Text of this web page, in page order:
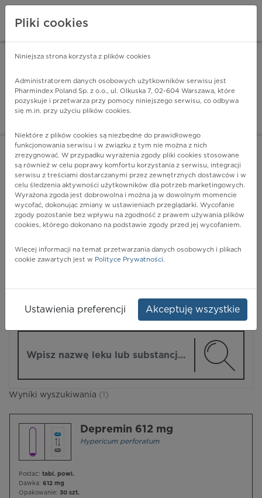
Pharmindex - lider
ZALOGUJ SIĘ
POKAŻ FILTRY
Pharmindex
Wyniki wyszukiwania (1)
Depremin 612 mg
Hypericum perforatum
Postać: tabl. powl.
Dawka: 612 mg
Opakowanie: 30 szt.
Pliki cookies
Niniejsza strona korzysta z plików cookies
Administratorem danych osobowych użytkowników serwisu jest
Pharmindex Poland Sp. z o.o., ul. Olkuska 7, 02-604 Warszawa, które
pozyskuje i przetwarza przy pomocy niniejszego serwisu, co odbywa
się m.in. przy użyciu plików cookies.
Niektóre z plików cookies są niezbędne do prawidłowego
funkcjonowania serwisu i w związku z tym nie można z nich
zrezygnować. W przypadku wyrażenia zgody pliki cookies stosowane
są również w celu poprawy komfortu korzystania z serwisu, integracji
serwisu z treściami dostarczanymi przez zewnętrznych dostawców i w
celu śledzenia aktywności użytkowników dla potrzeb marketingowych.
Wyrażona zgoda jest dobrowolna i można ją w dowolnym momencie
wycofać, dokonując zmiany w ustawieniach przeglądarki. Wycofanie
zgody pozostanie bez wpływu na zgodność z prawem używania plików
cookies, którego dokonano na podstawie zgody przed jej wycofaniem.
Więcej informacji na temat przetwarzania danych osobowych i plikach
cookie zawartych jest w Polityce Prywatności.
Ustawienia preferencji Akceptuję wszystkie
ZA DARMO - w Google Play INSTALUJ